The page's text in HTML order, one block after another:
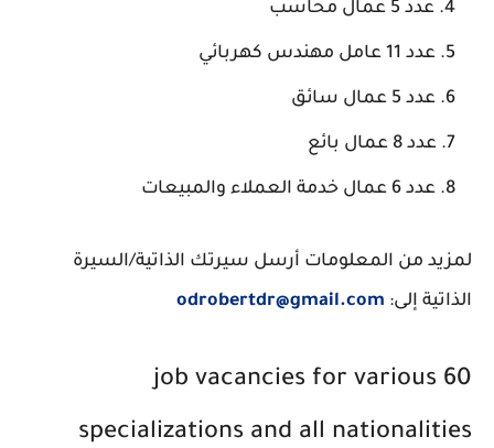
عدد 5 عمال محاسب
عدد 11 عامل مهندس كهربائي
عدد 5 عمال سائق
عدد 8 عمال بائع
عدد 6 عمال خدمة العملاء والمبيعات
لمزيد من المعلومات أرسل سيرتك الذاتية/السيرة
الذاتية إلى: odrobertdr@gmail.com
60 job vacancies for various
specializations and all nationalities